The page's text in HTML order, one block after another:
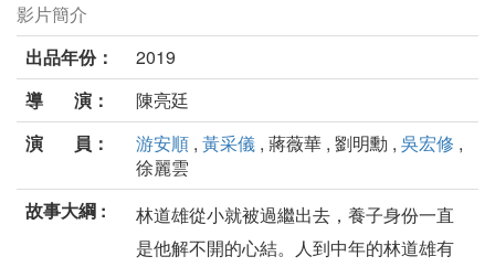
兩場葬禮劇照
影片簡介
出品年份：
2019
導 演：
陳亮廷
演 員：
游安順 , 黃采儀 , 蔣薇華 , 劉明勳 , 吳宏修 ,
徐麗雲
故事大綱 :
林道雄從小就被過繼出去，養子身份一直
是他解不開的心結。人到中年的林道雄有